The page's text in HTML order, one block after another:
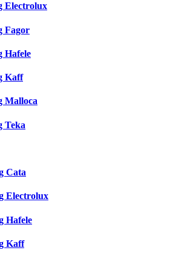
Electrolux
Fagor
Hafele
Kaff
Malloca
Teka
Cata
Electrolux
Hafele
Kaff